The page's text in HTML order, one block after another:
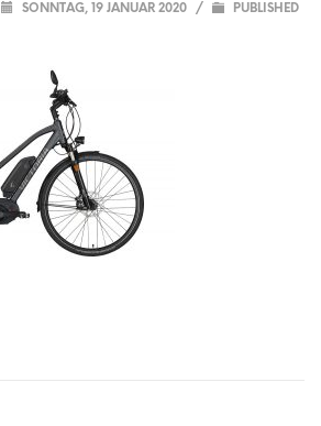
SONNTAG, 19 JANUAR 2020 /
PUBLISHED